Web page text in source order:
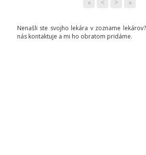
« < > »
Nenašli ste svojho lekára v zozname
nás kontaktuje a mi ho obratom pridáme.